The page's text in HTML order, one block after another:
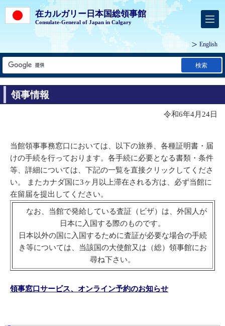
在カルガリー日本国総領事館
Consulate-General of Japan in Calgary
English
検索
領事情報
令和6年4月24日
当館領事事務窓口においては、以下の旅券、各種証明書・届
けの手続を行っております。各手続に必要となる書類・条件
等、詳細については、下記の一覧を直接クリックしてくださ
い。 またカナダ国に3ヶ月以上滞在される方は、必ず当館に
在留届を提出してください。
なお、当館で発給している査証（ビザ）は、外国人が
日本に入国する際のものです。
日本以外の国に入国するために査証が必要な場合の手続
き等については、当該国の大使館又は（総）領事館にお
尋ね下さい。
領事窓口サービス、オンライン予約のお知らせ